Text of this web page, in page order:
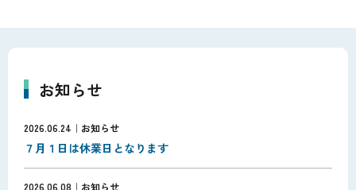
お知らせ
2026.06.24 お知らせ
７月１日は休業日となります
2026.06.08 お知らせ